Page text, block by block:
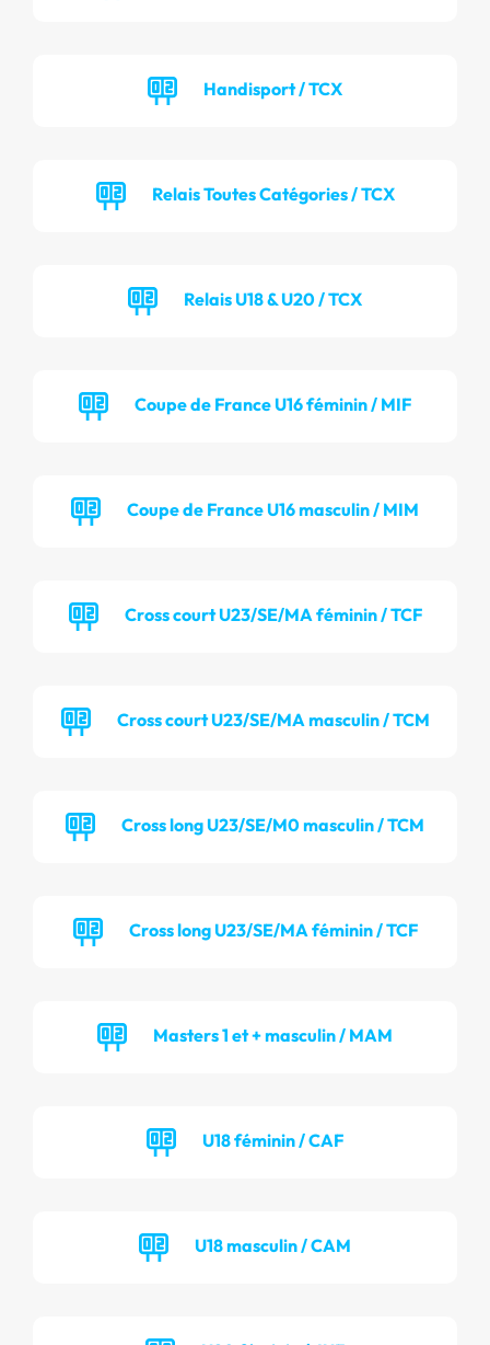
Handisport / TCX
Relais Toutes Catégories / TCX
Relais U18 & U20 / TCX
Coupe de France U16 féminin / MIF
Coupe de France U16 masculin / MIM
Cross court U23/SE/MA féminin / TCF
Cross court U23/SE/MA masculin / TCM
Cross long U23/SE/M0 masculin / TCM
Cross long U23/SE/MA féminin / TCF
Masters 1 et + masculin / MAM
U18 féminin / CAF
U18 masculin / CAM